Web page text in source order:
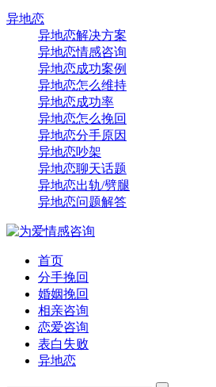
异地恋
异地恋解决方案
异地恋情感咨询
异地恋成功案例
异地恋怎么维持
异地恋成功率
异地恋怎么挽回
异地恋分手原因
异地恋吵架
异地恋聊天话题
异地恋出轨/劈腿
异地恋问题解答
首页
分手挽回
婚姻挽回
相亲咨询
恋爱咨询
表白失败
异地恋